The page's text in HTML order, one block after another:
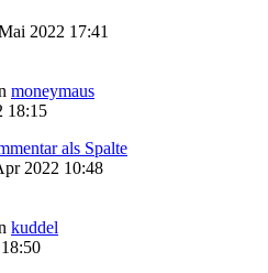
2022 17:41
moneymaus
18:15
als Spalte
2022 10:48
kuddel